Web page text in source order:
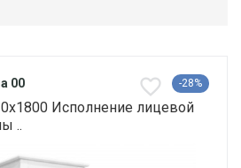
00 -28%
Исполнение лицевой
..